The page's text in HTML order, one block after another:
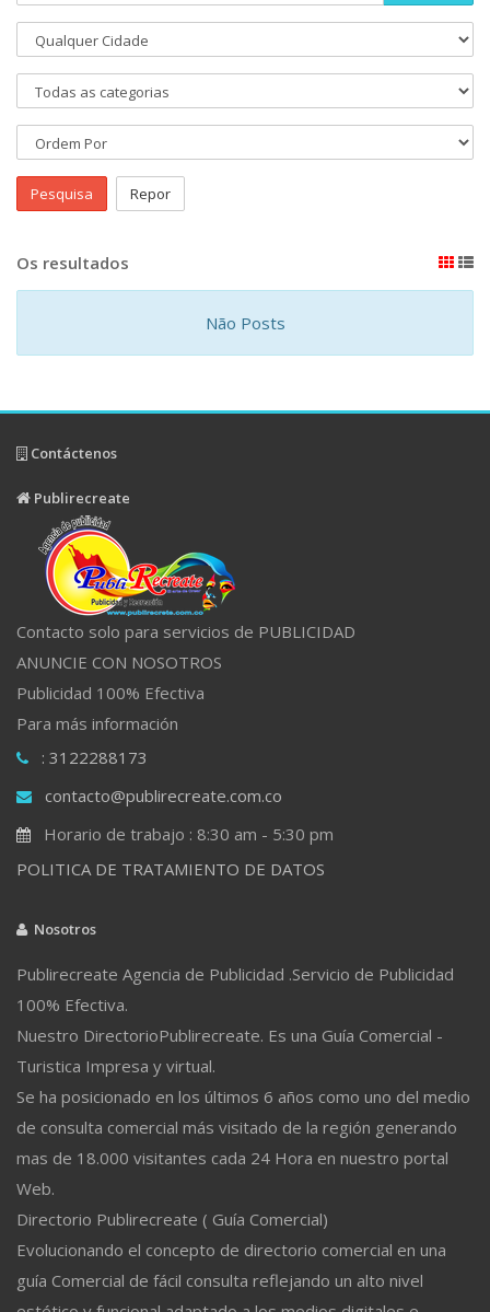
Pesquisa Repor
Os resultados
Não Posts
Contáctenos
Publirecreate
Contacto solo para servicios de PUBLICIDAD
ANUNCIE CON NOSOTROS
Publicidad 100% Efectiva
Para más información
: 3122288173
contacto@publirecreate.com.co
Horario de trabajo : 8:30 am - 5:30 pm
POLITICA DE TRATAMIENTO DE DATOS
Nosotros
Publirecreate Agencia de Publicidad .Servicio de Publicidad
100% Efectiva.
Nuestro DirectorioPublirecreate. Es una Guía Comercial -
Turistica Impresa y virtual.
Se ha posicionado en los últimos 6 años como uno del medio
de consulta comercial más visitado de la región generando
mas de 18.000 visitantes cada 24 Hora en nuestro portal
Web.
Directorio Publirecreate ( Guía Comercial)
Evolucionando el concepto de directorio comercial en una
guía Comercial de fácil consulta reflejando un alto nivel